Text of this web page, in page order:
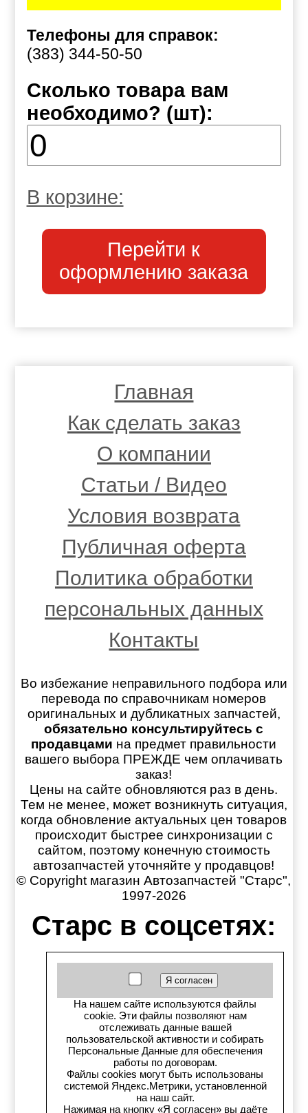
Телефоны для справок:
(383) 344-50-50
Сколько товара вам
необходимо? (шт):
В корзине:
Перейти к
оформлению заказа
Главная
Как сделать заказ
О компании
Статьи / Видео
Условия возврата
Публичная оферта
Политика обработки
персональных данных
Контакты
Во избежание неправильного подбора или
перевода по справочникам номеров
оригинальных и дубликатных запчастей,
обязательно консультируйтесь с
продавцами на предмет правильности
вашего выбора ПРЕЖДЕ чем оплачивать
заказ!
Цены на сайте обновляются раз в день.
Тем не менее, может возникнуть ситуация,
когда обновление актуальных цен товаров
происходит быстрее синхронизации с
сайтом, поэтому конечную стоимость
автозапчастей уточняйте у продавцов!
© Copyright магазин Автозапчастей "Старс",
1997-2026
Старс в соцсетях:
Старс вКонтакте
Старс в YouTube
Телеграм-канал
Старс на Drom.ru
Старс в auto.ru
Старс в картах Яндекс
На нашем сайте используются файлы
cookie. Эти файлы позволяют нам
отслеживать данные вашей
пользовательской активности и собирать
Персональные Данные для обеспечения
работы по договорам.
Файлы cookies могут быть использованы
системой Яндекс.Метрики, установленной
на наш сайт.
Нажимая на кнопку «Я согласен» вы даёте